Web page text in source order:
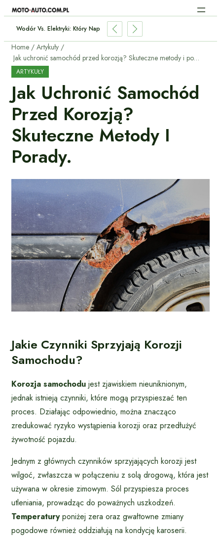
Modele Warto Kupić?
Home
Artykuły
Jak uchronić samochód przed korozją? Skuteczne metody i porady.
ARTYKUŁY
Jak Uchronić Samochód
Przed Korozją?
Skuteczne Metody I
Porady.
Jakie Czynniki Sprzyjają Korozji
Samochodu?
Korozja samochodu jest zjawiskiem nieuniknionym,
jednak istnieją czynniki, które mogą przyspieszać ten
proces. Działając odpowiednio, można znacząco
zredukować ryzyko wystąpienia korozji oraz przedłużyć
żywotność pojazdu.
Jednym z głównych czynników sprzyjających korozji jest
wilgoć, zwłaszcza w połączeniu z solą drogową, która jest
używana w okresie zimowym. Sól przyspiesza proces
utleniania, prowadząc do poważnych uszkodzeń.
Temperaturyponiżej zera oraz gwałtowne zmiany
pogodowe również oddziałują na kondycję karoserii.